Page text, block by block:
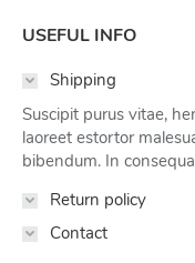
USEFUL INFO
Shipping
Suscipit purus vitae,
laoreet estortor
bibendum. In
Return policy
Contact